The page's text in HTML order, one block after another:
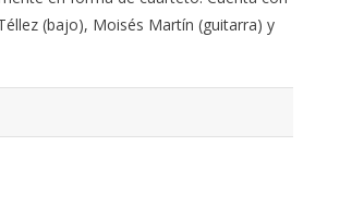
(bajo), Moisés Martín (guitarra) y